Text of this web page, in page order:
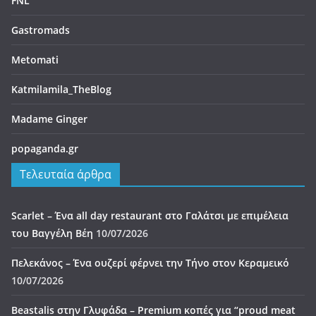
Gastromads
Metomati
Katmilamila_TheBlog
Madame Ginger
popaganda.gr
Τελευταία άρθρα
Scarlet – Ένα all day restaurant στο Γαλάτσι με επιμέλεια
του Βαγγέλη Βέη 10/07/2026
Πελεκάνος – Ένα ουζερί φέρνει την Τήνο στον Κεραμεικό
10/07/2026
Beastalis στην Γλυφάδα – Premium κοπές για “proud meat